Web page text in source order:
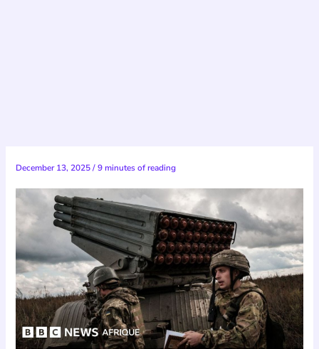
December 13, 2025/9 minutes of reading